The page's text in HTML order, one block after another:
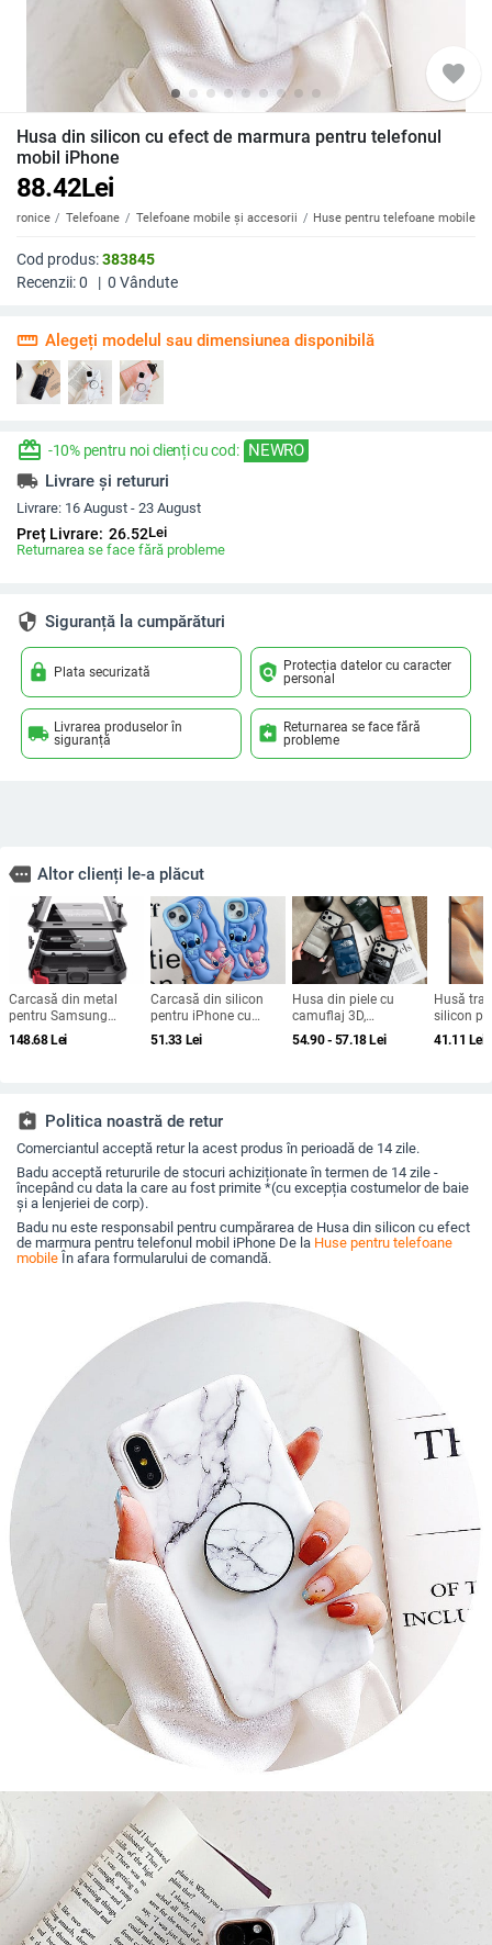
favorite
Husa din silicon cu efect de marmura pentru telefonul
mobil iPhone
88.42Lei
Telefoane Telefoane mobile și accesorii Huse pentru telefoane mobile
Cod produs:383845
Recenzii:0 | 0 Vândute
straighten Alegeți modelul sau dimensiunea disponibilă
redeem -10% pentru noi clienți cu cod: NEWRO
local_shipping Livrare și retururi
Livrare: 16 August - 23 August
Preț Livrare: 26.52Lei
Returnarea se face fără probleme
security Siguranță la cumpărături
lock Plata securizată policy Protecția datelor cu caracter
personal
local_shipping Livrarea produselor în
siguranță
assignment_return Returnarea se face fără
probleme
more Altor clienți le-a plăcut
Carcasă din metal
pentru Samsung
Galaxy S24/S23/S25
Ultra, spate, prelucrată,
148.68Lei
Carcasă din silicon
pentru iPhone cu
design cartoon –
protecție anti-cădere,
(Pro/Max)
51.33 Lei
Husa din piele cu
camuflaj 3D,
căptușeală din
bumbac, stil jachetă
54.90 - 57.18Lei
Husă
silicon
X100,
41.11 Lei
assignment_return Politica noastră de retur
Comerciantul acceptă retur la acest produs în perioadă de 14 zile.
Badu acceptă retururile de stocuri achiziționate în termen de 14 zile -
începând cu data la care au fost primite *(cu excepția costumelor de baie
și a lenjeriei de corp).
Badu nu este responsabil pentru cumpărarea de Husa din silicon cu efect
de marmura pentru telefonul mobil iPhone De la Huse pentru telefoane
mobile În afara formularului de comandă.